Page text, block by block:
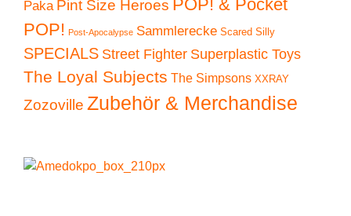
Paka Pint Size Heroes POP! & Pocket
POP! Post-Apocalypse Sammlerecke Scared Silly
SPECIALS Street Fighter Superplastic Toys
The Loyal Subjects The Simpsons XXRAY
Zozoville Zubehör & Merchandise